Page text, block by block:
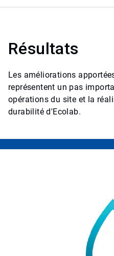
Résultats
Les améliorations
représentent un pas
opérations du site et la
durabilité d'Ecolab.